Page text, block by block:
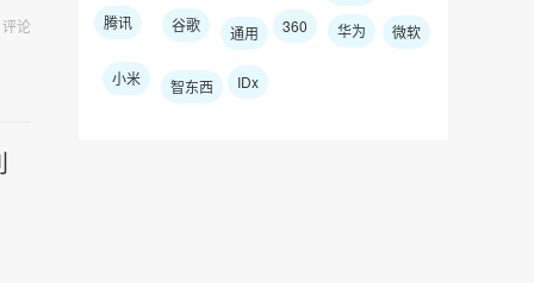
腾讯 谷歌 通用 360 华为 微软
小米 智东西 IDx
评论